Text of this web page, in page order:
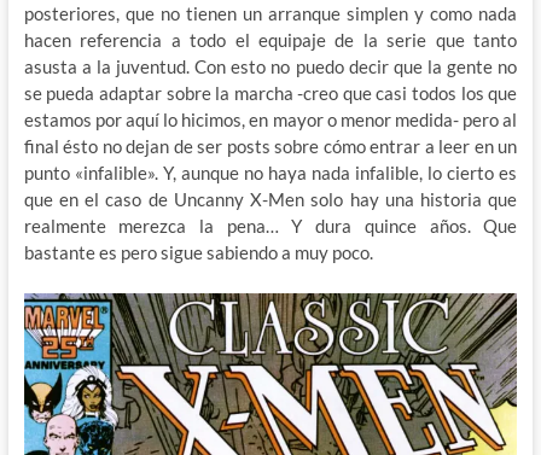
posteriores, que no tienen un arranque simplen y como nada
hacen referencia a todo el equipaje de la serie que tanto
asusta a la juventud. Con esto no puedo decir que la gente no
se pueda adaptar sobre la marcha -creo que casi todos los que
estamos por aquí lo hicimos, en mayor o menor medida- pero al
final ésto no dejan de ser posts sobre cómo entrar a leer en un
punto «infalible». Y, aunque no haya nada infalible, lo cierto es
que en el caso de Uncanny X-Men solo hay una historia que
realmente merezca la pena… Y dura quince años. Que
bastante es pero sigue sabiendo a muy poco.